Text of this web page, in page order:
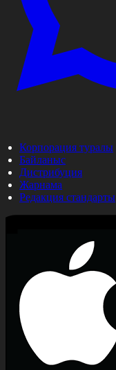
Корпорация туралы
Байланыс
Дистрибуция
Жарнама
Редакция стандарты